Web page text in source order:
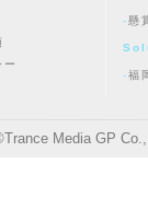
懸
福
Trance Media GP